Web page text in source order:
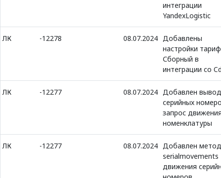
интеграции
YandexLogistic
ЛК -12278 08.07.2024 Добавлены
настройки
Сборный в
интеграции со
ЛК -12277 08.07.2024 Добавлен вывод
серийных
запрос
номенклатуры
ЛК -12277 08.07.2024 Добавлен метод
serialmovements
движения